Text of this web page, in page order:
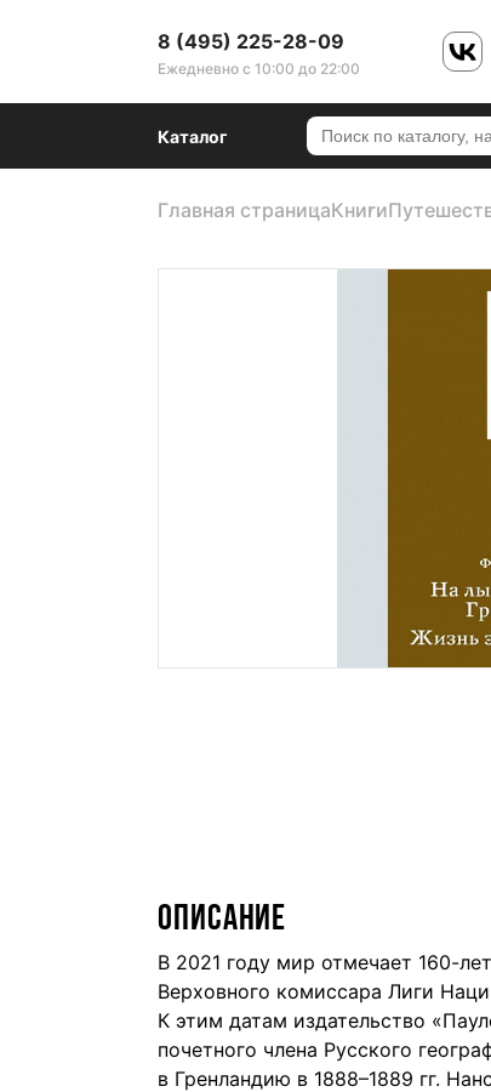
8 (495) 225-28-09
Ежедневно с 10:00 до 22:00
Каталог
Главная страницаКниги
ОПИСАНИЕ
В 2021 году мир отмечает 160-
Верховного комиссара Лиги
К этим датам издательство
почетного члена Русского
в Гренландию в 1888–1889 гг.